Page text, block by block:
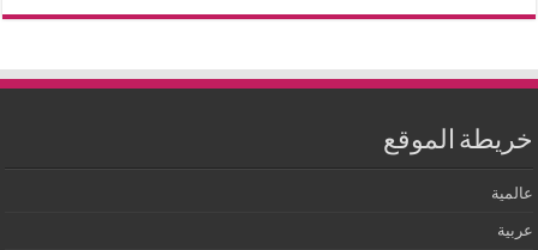
خريطة الموقع
عالمية
عربية